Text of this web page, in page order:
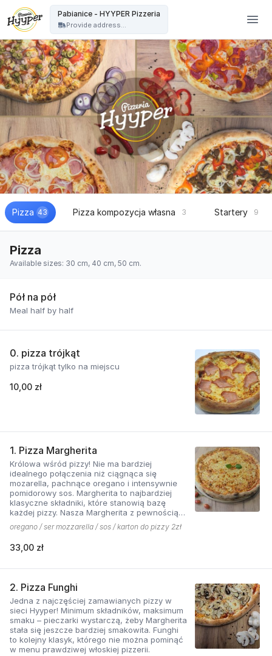
Pabianice - HYYPER Pizzeria
Provide address...
Pizza 43 Pizza kompozycja własna 3 Startery 9
Pizza
Available sizes: 30 cm, 40 cm, 50 cm.
Pół na pół
Meal half by half
0. pizza trójkąt
pizza trójkąt tylko na miejscu
10,00 zł
1. Pizza Margherita
Królowa wśród pizzy! Nie ma bardziej
idealnego połączenia niż ciągnąca się
mozarella, pachnące oregano i intensywnie
pomidorowy sos. Margherita to najbardziej
klasyczne składniki, które stanowią bazę
każdej pizzy. Nasza Margherita z pewnością
nie ma sobie równych w okolicy!
oregano / ser mozzarella / sos / karton do pizzy 2zł
33,00 zł
2. Pizza Funghi
Jedna z najczęściej zamawianych pizzy w
sieci Hyyper! Minimum składników, maksimum
smaku – pieczarki wystarczą, żeby Margherita
stała się jeszcze bardziej smakowita. Funghi
to kolejny klasyk, którego nie można pominąć
w menu prawdziwej włoskiej pizzerii.